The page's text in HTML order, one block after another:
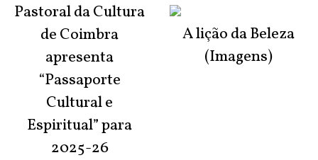
Pastoral da Cultura
de Coimbra
apresenta
“Passaporte
Cultural e
Espiritual” para
2025-26
A lição da Beleza
(Imagens)